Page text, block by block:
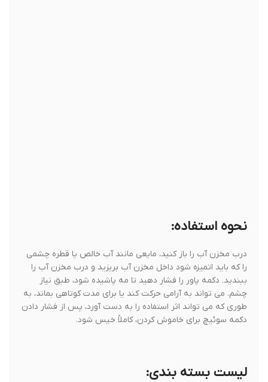
نحوه استفاده:
درب مخزن آب را باز کنید، مایعی مانند آب خالص یا قطره چشمی
را که باید اتمیزه شود داخل مخزن آب بریزید و درب مخزن آب را
ببندید. دکمه پاور را فشار دهید تا مه پاشیده شود، طبق نیاز
چشم. می تواند به آرامی حرکت کند یا برای مدت کوتاهی بماند، به
طوری که می تواند اثر استفاده را به دست آورد، پس از فشار دادن
دکمه سوئیچ برای خاموش کردن، کاملاً خیس شود.
لیست بسته بندی: